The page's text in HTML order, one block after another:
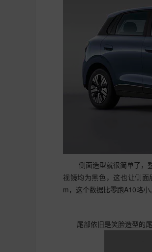
侧面造型就很简单了，
视镜均为黑色，这也让侧
m，这个数据比零跑A10略小。
尾部依旧是笑脸造型的